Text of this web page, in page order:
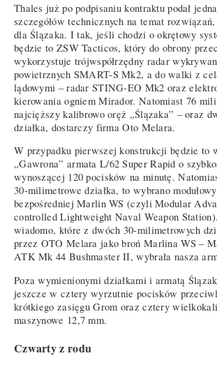
Thales już po podpisaniu kontraktu podał
szczegółów technicznych na temat
dla Ślązaka. I tak, jeśli chodzi o okrętowy
będzie to ZSW Tacticos, który do obrony
wykorzystuje trójwspółrzędny radar
powietrznych SMART-S Mk2, a do walki z
lądowymi – radar STING-EO Mk2 oraz
kierowania ogniem Mirador. Natomiast 76
najcięższy kalibrowo oręż „Ślązaka” – oraz
działka, dostarczy firma Oto Melara.
W przypadku pierwszej konstrukcji będzie to
„Gawrona” armata L/62 Super Rapid o
wynoszącej 120 pocisków na minutę.
30-milimetrowe działka, to wybrano
bezpośredniej Marlin WS (czyli Modular
controlled Lightweight Naval Weapon
wiadomo, które z dwóch 30-milimetrowych
przez OTO Melara jako broń Marlina WS –
ATK Mk 44 Bushmaster II, wybrała nasza
Poza wymienionymi działkami i armatą
jeszcze w cztery wyrzutnie pocisków
krótkiego zasięgu Grom oraz cztery
maszynowe 12,7 mm.
Czwarty z rodu